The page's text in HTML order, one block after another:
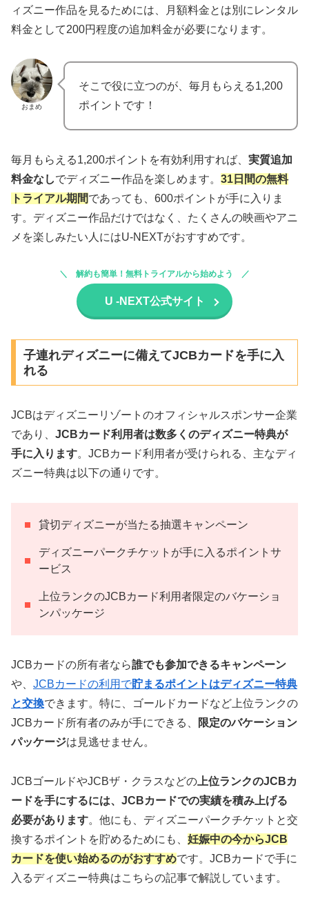
ィズニー作品を見るためには、月額料金とは別にレンタル
料金として200円程度の追加料金が必要になります。
おまめ
そこで役に立つのが、毎月もらえる1,200
ポイントです！
毎月もらえる1,200ポイントを有効利用すれば、 実質追加
料金なしでディズニー作品を楽しめます。 31日間の無料
トライアル期間であっても、600ポイントが手に入りま
す。ディズニー作品だけではなく、たくさんの映画やアニ
メを楽しみたい人にはU-NEXTがおすすめです。
解約も簡単！無料トライアルから始めよう
U -NEXT公式サイト
子連れディズニーに備えてJCBカードを手に入
れる
JCBはディズニーリゾートのオフィシャルスポンサー企業
であり、 JCBカード利用者は数多くのディズニー特典が
手に入ります。JCBカード利用者が受けられる、主なディ
ズニー特典は以下の通りです。
貸切ディズニーが当たる抽選キャンペーン
ディズニーパークチケットが手に入るポイントサ
ービス
上位ランクのJCBカード利用者限定のバケーショ
ンパッケージ
JCBカードの所有者なら誰でも参加できるキャンペーン
や、 JCBカードの利用で貯まるポイントはディズニー特典
と交換できます。特に、ゴールドカードなど上位ランクの
JCBカード所有者のみが手にできる、
限定のバケーション
パッケージは見逃せません。
JCBゴールドやJCBザ・クラスなどの 上位ランクのJCBカ
ードを手にするには、JCBカードでの実績を積み上げる
必要があります。他にも、ディズニーパークチケットと交
換するポイントを貯めるためにも、 妊娠中の今からJCB
カードを使い始めるのがおすすめです。JCBカードで手に
入るディズニー特典はこちらの記事で解説しています。